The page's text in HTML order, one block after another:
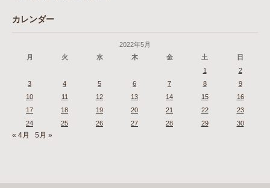
カレンダー
2022年5月
月
火 水 木 金 土
日
1
2
3
4 5 6 7 8
9
10
11 12 13 14 15
16
17
18 19 20 21 22
23
24
25 26 27 28 29 30
« 4月 5月 »